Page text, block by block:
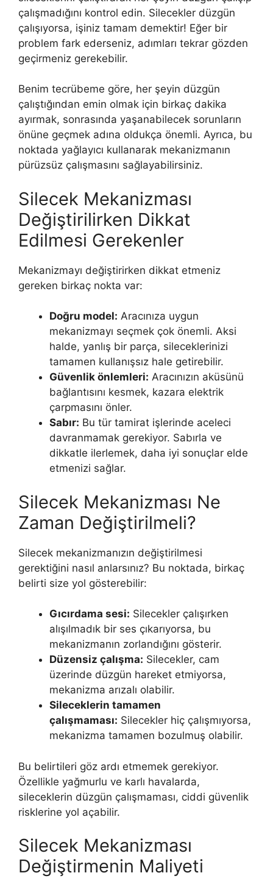
çalışmadığını kontrol edin. Silecekler düzgün
çalışıyorsa, işiniz tamam demektir! Eğer bir
problem fark ederseniz, adımları tekrar gözden
geçirmeniz gerekebilir.
Benim tecrübeme göre, her şeyin düzgün
çalıştığından emin olmak için birkaç dakika
ayırmak, sonrasında yaşanabilecek sorunların
önüne geçmek adına oldukça önemli. Ayrıca, bu
noktada yağlayıcı kullanarak mekanizmanın
pürüzsüz çalışmasını sağlayabilirsiniz.
Silecek Mekanizması
Değiştirilirken Dikkat
Edilmesi Gerekenler
Mekanizmayı değiştirirken dikkat etmeniz
gereken birkaç nokta var:
Doğru model: Aracınıza uygun
mekanizmayı seçmek çok önemli. Aksi
halde, yanlış bir parça, sileceklerinizi
tamamen kullanışsız hale getirebilir.
Güvenlik önlemleri: Aracınızın aküsünü
bağlantısını kesmek, kazara elektrik
çarpmasını önler.
Sabır: Bu tür tamirat işlerinde aceleci
davranmamak gerekiyor. Sabırla ve
dikkatle ilerlemek, daha iyi sonuçlar elde
etmenizi sağlar.
Silecek Mekanizması Ne
Zaman Değiştirilmeli?
Silecek mekanizmanızın değiştirilmesi
gerektiğini nasıl anlarsınız? Bu noktada, birkaç
belirti size yol gösterebilir:
Gıcırdama sesi: Silecekler çalışırken
alışılmadık bir ses çıkarıyorsa, bu
mekanizmanın zorlandığını gösterir.
Düzensiz çalışma: Silecekler, cam
üzerinde düzgün hareket etmiyorsa,
mekanizma arızalı olabilir.
Sileceklerin tamamen
çalışmaması: Silecekler hiç çalışmıyorsa,
mekanizma tamamen bozulmuş olabilir.
Bu belirtileri göz ardı etmemek gerekiyor.
Özellikle yağmurlu ve karlı havalarda,
sileceklerin düzgün çalışmaması, ciddi güvenlik
risklerine yol açabilir.
Silecek Mekanizması
Değiştirmenin Maliyeti